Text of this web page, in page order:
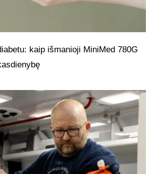
kaip išmanioji MiniMed 780G